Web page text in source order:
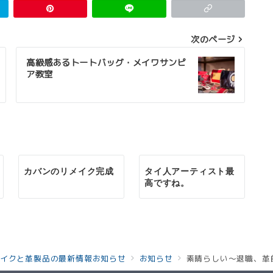
次のページ
高級感あるトートバッグ・メイワサンピ
ア教室
カバンのリメイク完成
タイ人アーティスト最
高ですね。
クと革製品の最新情報お知らせ お知らせ 素晴らしい～退職、革